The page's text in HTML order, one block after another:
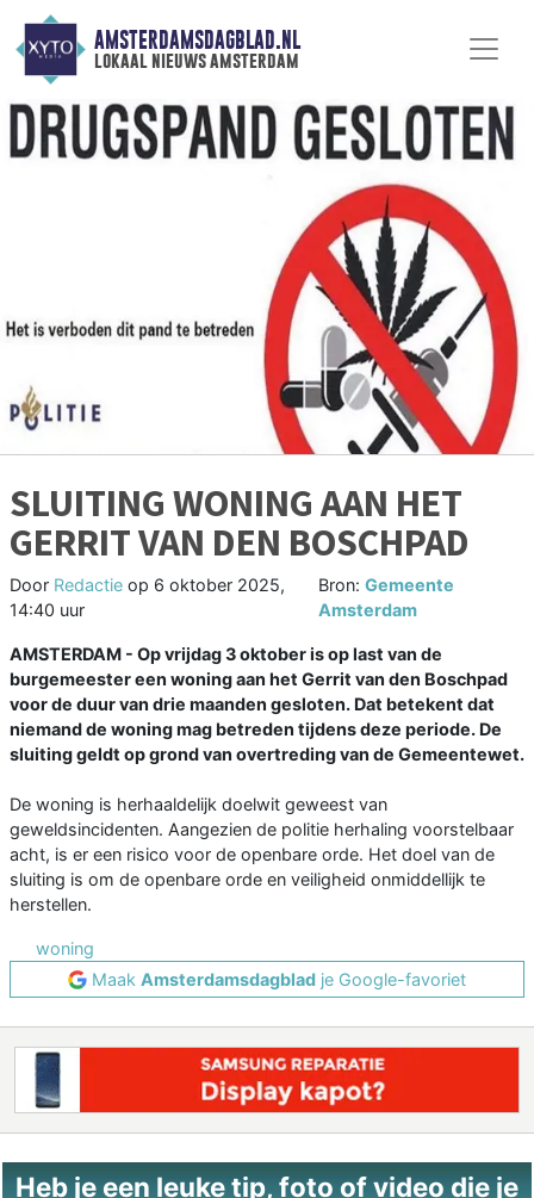
AMSTERDAMSDAGBLAD.NL
lokaal nieuws amsterdam
SLUITING WONING AAN HET
GERRIT VAN DEN BOSCHPAD
Door Redactie op 6 oktober 2025,
14:40 uur
Bron: Gemeente
Amsterdam
AMSTERDAM - Op vrijdag 3 oktober is op last van de
burgemeester een woning aan het Gerrit van den Boschpad
voor de duur van drie maanden gesloten. Dat betekent dat
niemand de woning mag betreden tijdens deze periode. De
sluiting geldt op grond van overtreding van de Gemeentewet.
De woning is herhaaldelijk doelwit geweest van
geweldsincidenten. Aangezien de politie herhaling voorstelbaar
acht, is er een risico voor de openbare orde. Het doel van de
sluiting is om de openbare orde en veiligheid onmiddellijk te
herstellen.
woning
Maak Amsterdamsdagblad je Google-favoriet
Heb je een leuke tip, foto of video die je